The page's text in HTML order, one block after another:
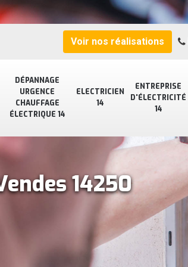
DÉPANNAGE
URGENCE
CHAUFFAGE
ÉLECTRIQUE 14
ELECTRICIEN
14
ENTREPRISE
D'ÉLECTRICITÉ
14
Voir nos réalisations
14250